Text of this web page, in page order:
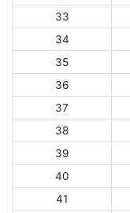
33
34
35
36
37
38
39
40
41